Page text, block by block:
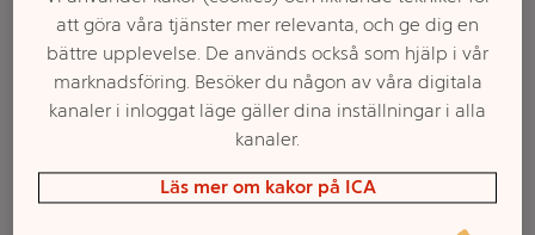
att göra våra tjänster mer relevanta, och ge dig en
bättre upplevelse. De används också som hjälp i vår
marknadsföring. Besöker du någon av våra digitala
kanaler i inloggat läge gäller dina inställningar i alla
kanaler.
Läs mer om kakor på ICA